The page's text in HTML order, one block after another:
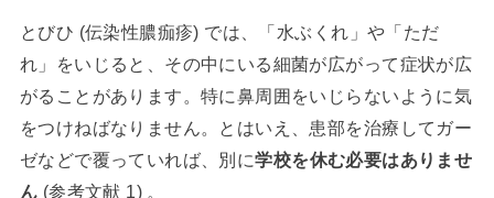
とびひ (伝染性膿痂疹) では、「水ぶくれ」や「ただ
れ」をいじると、その中にいる細菌が広がって症状が広
がることがあります。特に鼻周囲をいじらないように気
をつけねばなりません。とはいえ、患部を治療してガー
ゼなどで覆っていれば、別に学校を休む必要はありませ
ん (参考文献 1) 。